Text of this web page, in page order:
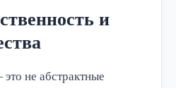
и
не абстрактные